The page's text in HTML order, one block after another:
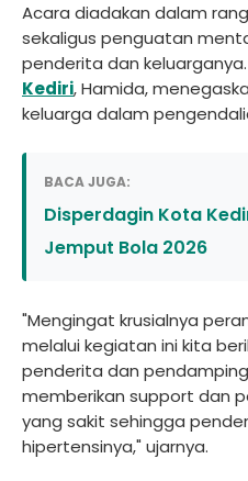
Acara diadakan dalam
sekaligus penguatan
penderita dan
Kediri, Hamida,
keluarga dalam
BACA JUGA:
Disperdagin Kota
Jemput Bola 2026
"Mengingat krusialnya
melalui kegiatan ini kita
penderita dan
memberikan support dan
yang sakit sehingga
hipertensinya," ujarnya.